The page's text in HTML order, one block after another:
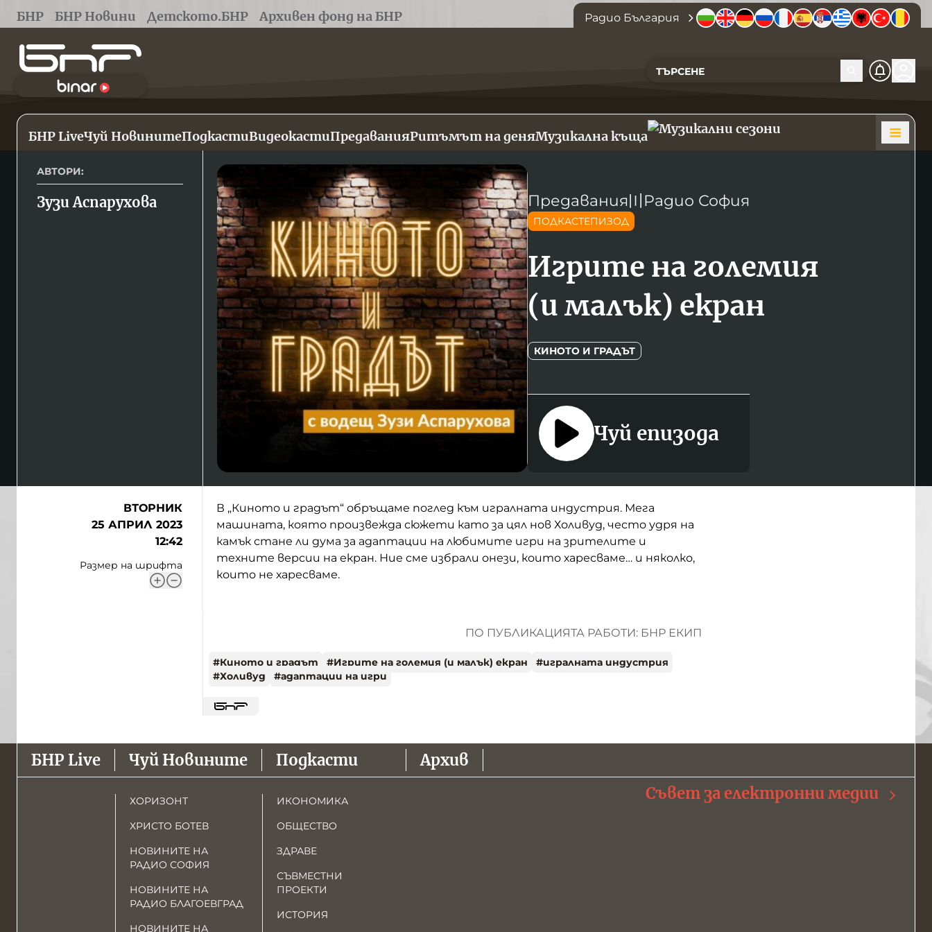
БНР БНР Новини Детското.БНР Архивен фонд на БНР Радио България
БНР LiveЧуй НовинитеПодкастиВидеокастиПредаванияРитъмът на деняМузикална къща
АВТОРИ:
Зузи Аспарухова Предавания〣 Радио София
ПОДКАСТЕПИЗОД
Игрите на големия
(и малък) екран
КИНОТО И ГРАДЪТ
Чуй епизода
ВТОРНИК
25 АПРИЛ 2023
12:42
Размер на шрифта
В „Киното и градът“ обръщаме поглед към игралната индустрия. Мега
машината, която произвежда сюжети като за цял нов Холивуд, често удря на
камък стане ли дума за адаптации на любимите игри на зрителите и
техните версии на екран. Ние сме избрали онези, които харесваме… и няколко,
които не харесваме.
ПО ПУБЛИКАЦИЯТА РАБОТИ: БНР ЕКИП
#Киното и градът #Игрите на големия (и малък) екран #игралната индустрия
#Холивуд #адаптации на игри
БНР Live Чуй Новините
ХОРИЗОНТ
ХРИСТО БОТЕВ
НОВИНИТЕ НА
РАДИО СОФИЯ
НОВИНИТЕ НА
РАДИО БЛАГОЕВГРАД
НОВИНИТЕ НА
Подкасти
ИКОНОМИКА
ОБЩЕСТВО
ЗДРАВЕ
СЪВМЕСТНИ
ПРОЕКТИ
ИСТОРИЯ
Архив
Съвет за електронни медии